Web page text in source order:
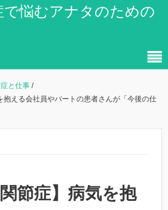
で悩むアナタのための
と仕事 /
える会社員やパートの患者さんが「今後の仕
関節症】病気を抱